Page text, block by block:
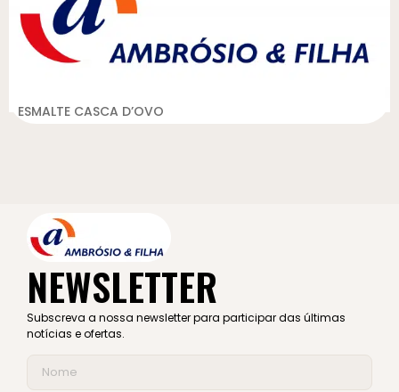
ESMALTE CASCA D’OVO
NEWSLETTER
Subscreva a nossa newsletter para participar das últimas
notícias e ofertas.